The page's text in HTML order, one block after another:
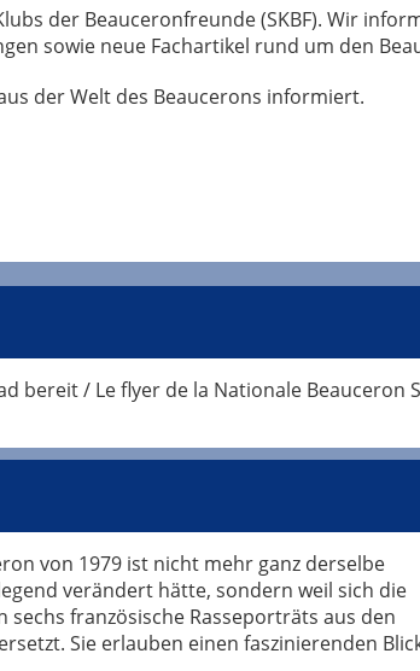
der Beauceronfreunde (SKBF). Wir
sowie neue Fachartikel rund um den
der Welt des Beaucerons informiert.
bereit / Le flyer de la Nationale Beauceron
von 1979 ist nicht mehr ganz derselbe
verändert hätte, sondern weil sich die
französische Rasseporträts aus den
Sie erlauben einen faszinierenden